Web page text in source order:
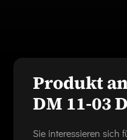
Produkt
DM 11-03
Sie interessieren sich